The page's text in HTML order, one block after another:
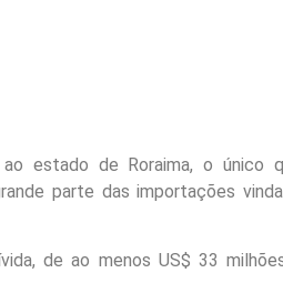
estado de Roraima, o único
parte das importações
de ao menos US$ 33